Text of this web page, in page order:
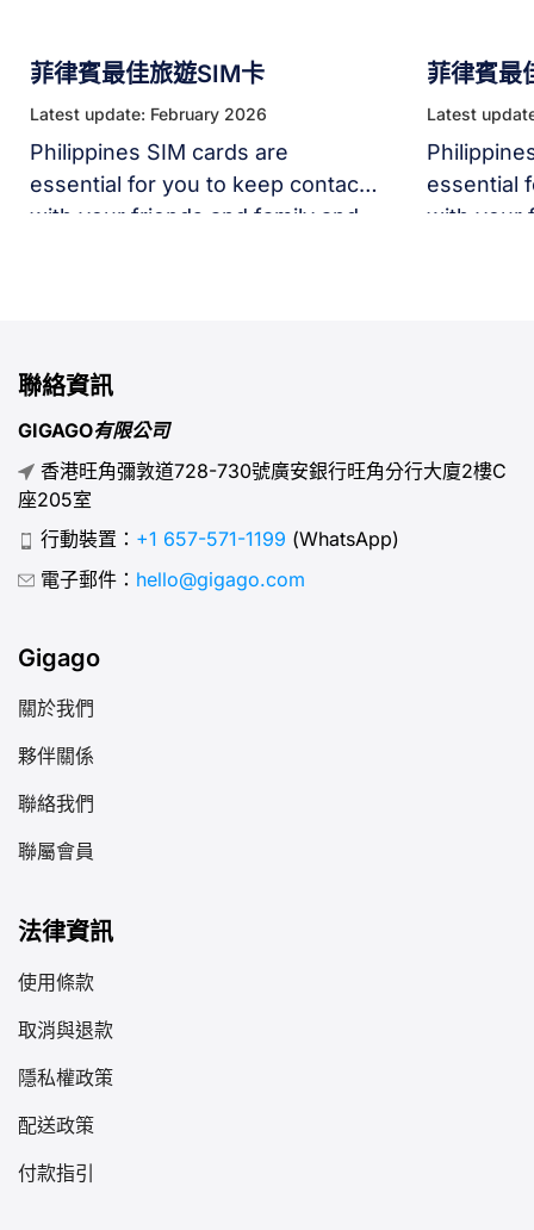
菲律賓最佳旅遊SIM卡
Latest update: February 2026
Philippines SIM cards are
essential for you to keep contact
with your friends and family and
菲律賓最
Latest
essential
with your
聯絡資訊
GIGAGO有限公司
香港旺角彌敦道728-730號廣安銀行旺角分行大廈2樓C
座205室
行動裝置： +1 657-571-1199 (WhatsApp)
電子郵件： hello@gigago.com
Gigago
關於我們
夥伴關係
聯絡我們
聯屬會員
法律資訊
使用條款
取消與退款
隱私權政策
配送政策
付款指引